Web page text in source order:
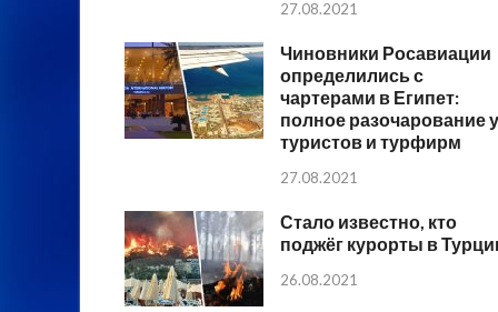
27.08.2021
Чиновники Росавиации
определились с
чартерами в Египет:
полное разочарование у
туристов и турфирм
27.08.2021
Стало известно, кто
поджёг курорты в
26.08.2021